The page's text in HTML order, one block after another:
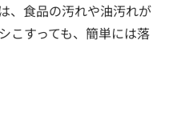
、食品の汚れや油汚れが
こすっても、簡単には落